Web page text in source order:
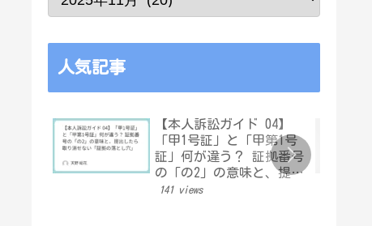
人気記事
【本人訴訟ガイド 04】
「甲1号証」と「甲第1号
証」何が違う？ 証拠番号
の「の2」の意味と、提出
したら取り消せない「証
141 views